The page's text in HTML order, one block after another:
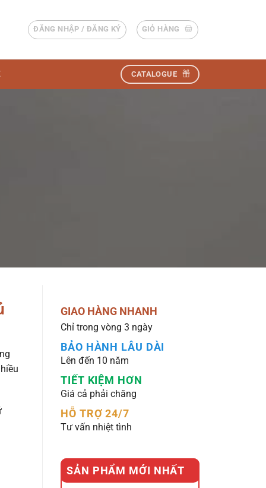
ĐĂNG NHẬP / ĐĂNG KÝ GIỎ HÀNG
CATALOGUE
GIAO HÀNG NHANH
Chỉ trong vòng 3 ngày
BẢO HÀNH LÂU DÀI
Lên đến 10 năm
TIẾT KIỆM HƠN
Giá cả phải chăng
HỖ TRỢ 24/7
Tư vấn nhiệt tình
SẢN PHẨM MỚI NHẤT